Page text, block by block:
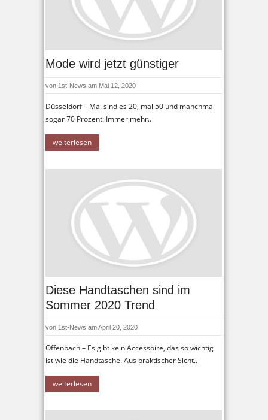
Mode wird jetzt günstiger
von 1st-News am Mai 12, 2020
Düsseldorf – Mal sind es 20, mal 50 und manchmal
sogar 70 Prozent: Immer mehr..
weiterlesen
Diese Handtaschen sind im
Sommer 2020 Trend
von 1st-News am April 20, 2020
Offenbach – Es gibt kein Accessoire, das so wichtig
ist wie die Handtasche. Aus praktischer Sicht..
weiterlesen